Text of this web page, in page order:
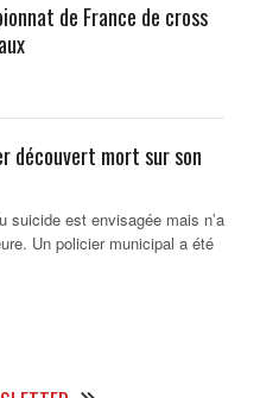
de France de cross
découvert mort sur son
suicide est envisagée mais n’a
Un policier municipal a été